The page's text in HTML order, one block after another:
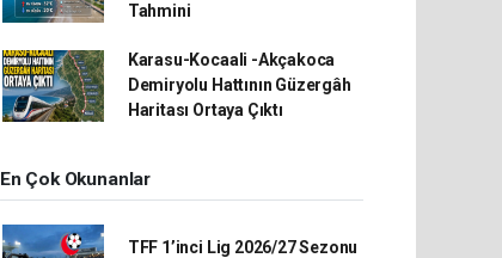
Tahmini
Karasu-Kocaali -Akçakoca
Demiryolu Hattının Güzergâh
Haritası Ortaya Çıktı
En Çok Okunanlar
TFF 1’inci Lig 2026/27 Sezonu